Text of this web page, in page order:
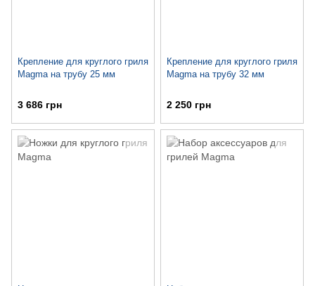
Крепление для круглого гриля
Magma на трубу 25 мм
3 686 грн
Крепление для круглого гриля
Magma на трубу 32 мм
2 250 грн